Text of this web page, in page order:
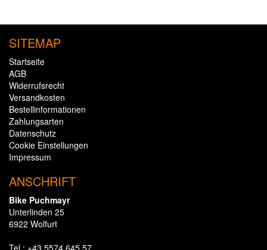
SITEMAP
Startseite
AGB
Widerrufsrecht
Versandkosten
Bestellinformationen
Zahlungsarten
Datenschutz
Cookie Einstellungen
Impressum
ANSCHRIFT
Bike Puchmayr
Unterlinden 25
6922 Wolfurt
Tel.: +43 5574 645 57